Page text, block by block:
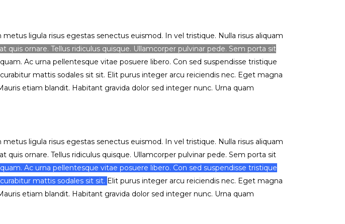
ligula risus egestas senectus euismod. In vel tristique. Nulla risus aliquam
quis ornare. Tellus ridiculus quisque. Ullamcorper pulvinar pede. Sem porta sit
Ac urna pellentesque vitae posuere libero. Con sed suspendisse tristique
mattis sodales sit sit. Elit purus integer arcu reiciendis nec. Eget magna
etiam blandit. Habitant gravida dolor sed integer nunc. Urna quam
ligula risus egestas senectus euismod. In vel tristique. Nulla risus aliquam
ornare. Tellus ridiculus quisque. Ullamcorper pulvinar pede. Sem porta sit
Ac urna pellentesque vitae posuere libero. Con sed suspendisse tristique
mattis sodales sit sit. Elit purus integer arcu reiciendis nec. Eget magna
etiam blandit. Habitant gravida dolor sed integer nunc. Urna quam